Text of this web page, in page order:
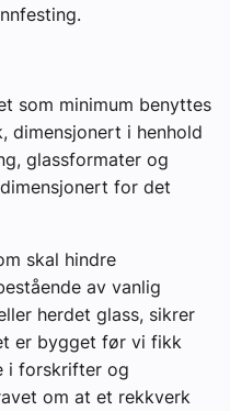
som minimum benyttes
dimensjonert i henhold
glassformater og
for det
skal hindre
av vanlig
herdet glass, sikrer
er bygget før vi fikk
i forskrifter og
om at et rekkverk